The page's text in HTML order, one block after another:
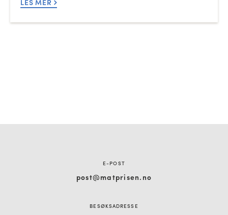
LES MER
E-POST
post@matprisen.no
BESØKSADRESSE